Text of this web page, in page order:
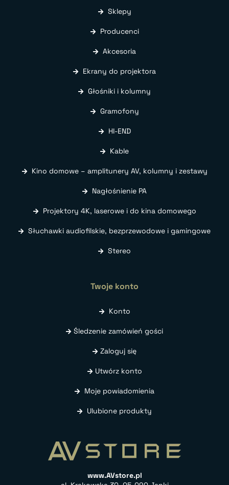
Sklepy
Producenci
Akcesoria
Ekrany do projektora
Głośniki i kolumny
Gramofony
HI-END
Kable
Kino domowe – amplitunery AV, kolumny i zestawy
Nagłośnienie PA
Projektory 4K, laserowe i do kina domowego
Słuchawki audiofilskie, bezprzewodowe i gamingowe
Stereo
Twoje konto
Konto
Śledzenie zamówień gości
Zaloguj się
Utwórz konto
Moje powiadomienia
Ulubione produkty
www.AVstore.pl